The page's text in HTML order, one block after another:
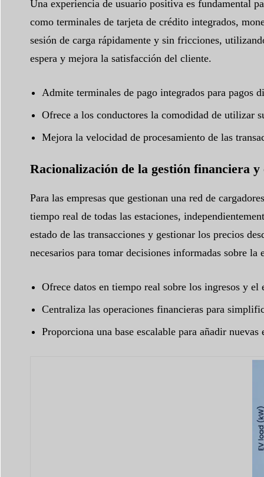
Una experiencia de usuario positiva es fundamental
como terminales de tarjeta de crédito integrados,
sesión de carga rápidamente y sin fricciones,
espera y mejora la satisfacción del cliente.
Admite terminales de pago integrados para pagos
Ofrece a los conductores la comodidad de utilizar
Mejora la velocidad de procesamiento de las
Racionalización de la gestión financiera y
Para las empresas que gestionan una red de
tiempo real de todas las estaciones,
estado de las transacciones y gestionar los precios
necesarios para tomar decisiones informadas sobre la
Ofrece datos en tiempo real sobre los ingresos y el
Centraliza las operaciones financieras para
Proporciona una base escalable para añadir